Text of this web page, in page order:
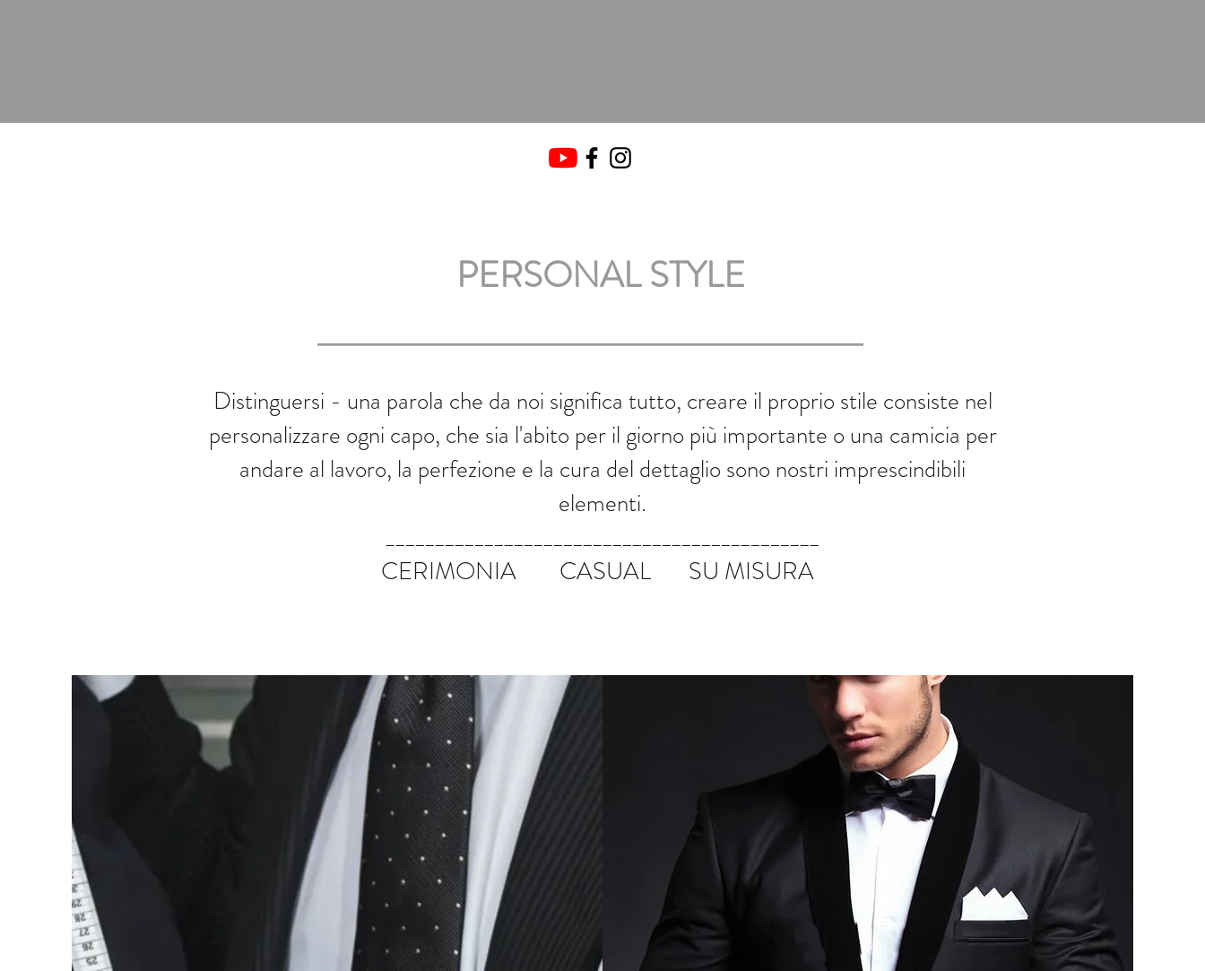
PERSONAL STYLE
Distinguersi - una parola che da noi significa tutto, creare il proprio stile consiste nel
personalizzare ogni capo, che sia l'abito per il giorno più importante o una camicia per
andare al lavoro, la perfezione e la cura del dettaglio sono nostri imprescindibili
elementi.
____________________________________________
CERIMONIA CASUAL SU MISURA